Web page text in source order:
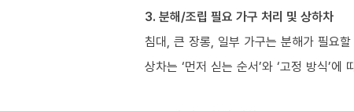
3. 분해/조립 필요 가구 처리 및 상하차
침대, 큰 장롱, 일부 가구는 분해가 필요
상차는 ‘먼저 싣는 순서’와 ‘고정 방식’에